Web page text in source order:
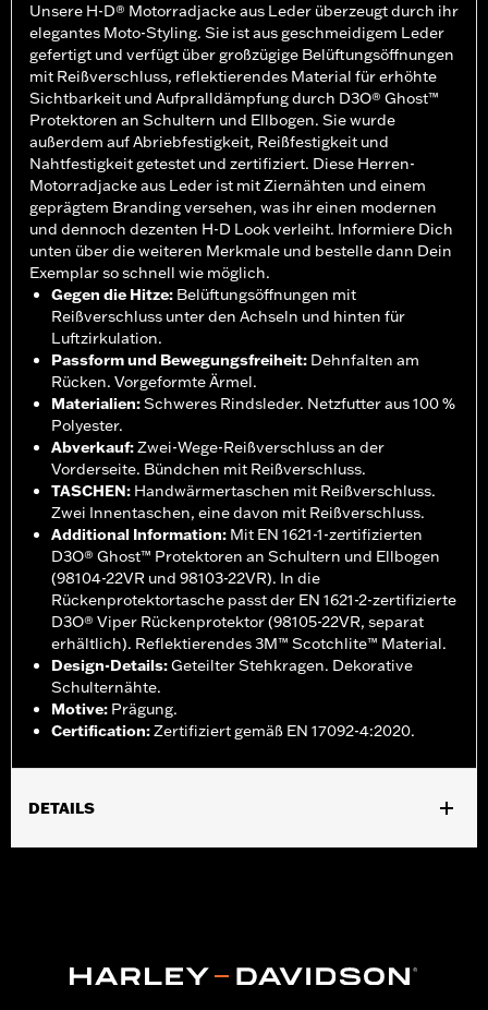
Unsere H-D® Motorradjacke aus Leder überzeugt durch ihr
elegantes Moto-Styling. Sie ist aus geschmeidigem Leder
gefertigt und verfügt über großzügige Belüftungsöffnungen
mit Reißverschluss, reflektierendes Material für erhöhte
Sichtbarkeit und Aufpralldämpfung durch D3O® Ghost™
Protektoren an Schultern und Ellbogen. Sie wurde
außerdem auf Abriebfestigkeit, Reißfestigkeit und
Nahtfestigkeit getestet und zertifiziert. Diese Herren-
Motorradjacke aus Leder ist mit Ziernähten und einem
geprägtem Branding versehen, was ihr einen modernen
und dennoch dezenten H-D Look verleiht. Informiere Dich
unten über die weiteren Merkmale und bestelle dann Dein
Exemplar so schnell wie möglich.
Gegen die Hitze: Belüftungsöffnungen mit
Reißverschluss unter den Achseln und hinten für
Luftzirkulation.
Passform und Bewegungsfreiheit: Dehnfalten am
Rücken. Vorgeformte Ärmel.
Materialien:Schweres Rindsleder. Netzfutter aus 100 %
Polyester.
Abverkauf:Zwei-Wege-Reißverschluss an der
Vorderseite. Bündchen mit Reißverschluss.
TASCHEN: Handwärmertaschen mit Reißverschluss.
Zwei Innentaschen, eine davon mit Reißverschluss.
Additional Information: Mit EN 1621-1-zertifizierten
D3O® Ghost™ Protektoren an Schultern und Ellbogen
(98104-22VR und 98103-22VR). In die
Rückenprotektortasche passt der EN 1621-2-zertifizierte
D3O® Viper Rückenprotektor (98105-22VR, separat
erhältlich). Reflektierendes 3M™ Scotchlite™ Material.
Design-Details:Geteilter Stehkragen. Dekorative
Schulternähte.
Motive: Prägung.
Certification:Zertifiziert gemäß EN 17092-4:2020.
DETAILS
Shop To Be:Cool